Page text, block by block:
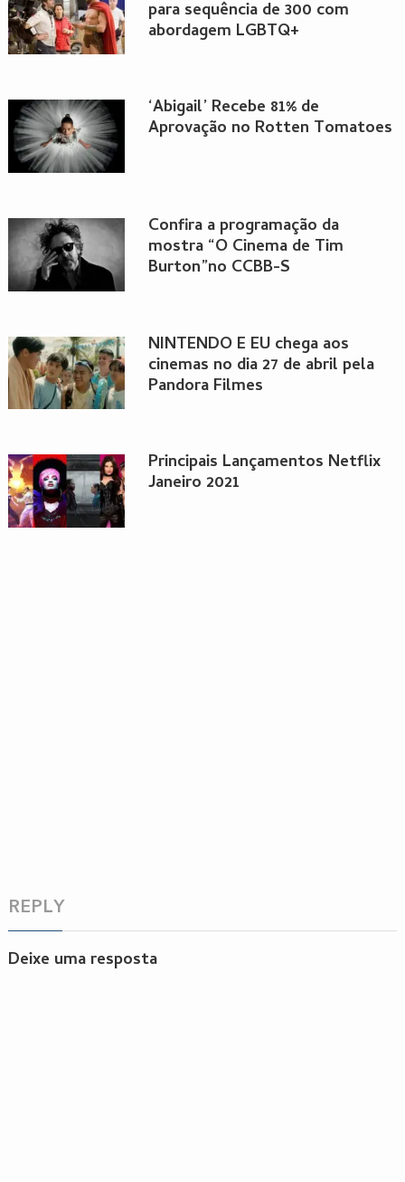
para sequência de 300 com
abordagem LGBTQ+
‘Abigail’ Recebe 81% de
Aprovação no Rotten Tomatoes
Confira a programação da
mostra “O Cinema de Tim
Burton”no CCBB-S
NINTENDO E EU chega aos
cinemas no dia 27 de abril pela
Pandora Filmes
Principais Lançamentos Netflix
Janeiro 2021
REPLY
Deixe uma resposta